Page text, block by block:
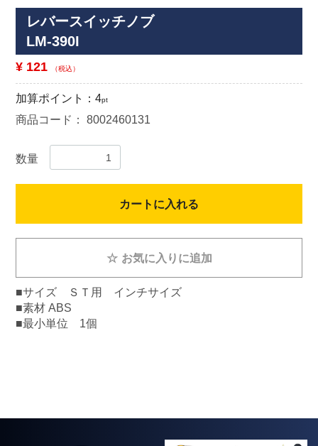
レバースイッチノブ
LM-390I
¥ 121 （税込）
加算ポイント：4pt
商品コード：8002460131
数量
カートに入れる
☆ お気に入りに追加
■サイズ ＳＴ用 インチサイズ
■素材 ABS
■最小単位 1個